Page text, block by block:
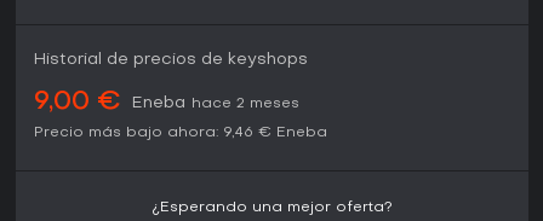
Historial de precios de keyshops
9,00 € Eneba
hace 2 meses
Precio más bajo ahora: 9,46 € Eneba
¿Esperando una mejor oferta?